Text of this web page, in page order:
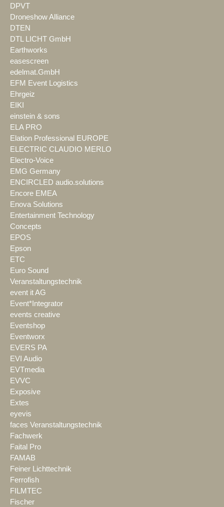
DPVT
Droneshow Alliance
DTEN
DTL LICHT GmbH
Earthworks
easescreen
edelmat.GmbH
EFM Event Logistics
Ehrgeiz
EIKI
einstein & sons
ELA PRO
Elation Professional EUROPE
ELECTRIC CLAUDIO MERLO
Electro-Voice
EMG Germany
ENCIRCLED audio.solutions
Encore EMEA
Enova Solutions
Entertainment Technology
Concepts
EPOS
Epson
ETC
Euro Sound
Veranstaltungstechnik
event it AG
Event*Integrator
events creative
Eventshop
Eventworx
EVERS PA
EVI Audio
EVTmedia
EVVC
Exposive
Extes
eyevis
faces Veranstaltungstechnik
Fachwerk
Faital Pro
FAMAB
Feiner Lichttechnik
Ferrofish
FILMTEC
Fischer